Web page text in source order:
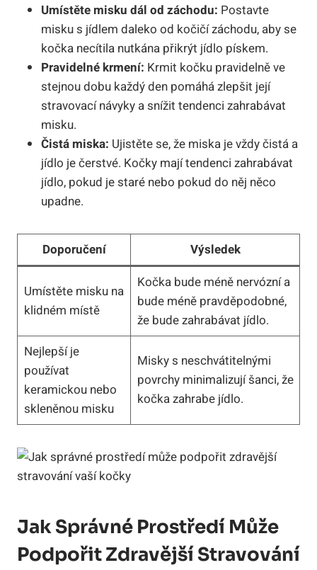
Umístěte misku dál od záchodu: Postavte
misku s jídlem daleko od kočičí záchodu, aby se
kočka necítila nutkána přikrýt jídlo pískem.
Pravidelné krmení: Krmit kočku pravidelně ve
stejnou dobu každý den pomáhá zlepšit její
stravovací návyky a snížit tendenci zahrabávat
misku.
Čistá miska: Ujistěte se, že miska je vždy čistá a
jídlo je čerstvé. Kočky mají tendenci zahrabávat
jídlo, pokud je staré nebo pokud do něj něco
upadne.
Doporučení Výsledek
Umístěte misku na
klidném místě
Kočka bude méně nervózní a
bude méně pravděpodobné,
že bude zahrabávat jídlo.
Nejlepší je
používat
keramickou nebo
skleněnou misku
Misky s neschvátitelnými
povrchy minimalizují šanci, že
kočka zahrabe jídlo.
Jak Správné Prostředí Může
Podpořit Zdravější Stravování